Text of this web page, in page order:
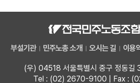
부설기관 민주노총 소개 오시는 길 이용
(우) 04518 서울특별시 중구 정동길
Tel : (02) 2670-9100 | Fax :